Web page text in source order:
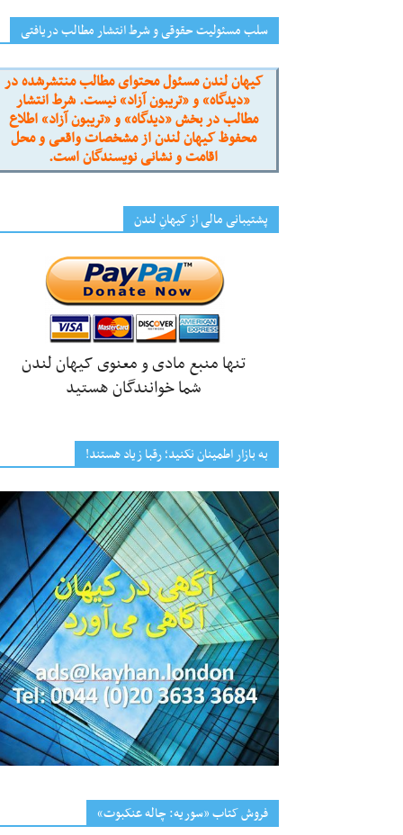
سلب مسئولیت حقوقی و شرط انتشار مطالب دریافتی
کیهان لندن مسئول محتوای مطالب منتشرشده در
«دیدگاه» و «تریبون آزاد» نیست. شرط انتشار
مطالب در بخش «دیدگاه» و «تریبون آزاد» اطلاع
محفوظ کیهان لندن از مشخصات واقعی و محل
اقامت و نشانی نویسندگان است.
پشتیبانی مالی از کیهانِ لندن
تنها منبع مادی و معنوی کیهان لندن
شما خوانندگان هستید
به بازار اطمینان نکنید؛ رقبا زیاد هستند!
فروش کتاب «سوریه: چاله عنکبوت»